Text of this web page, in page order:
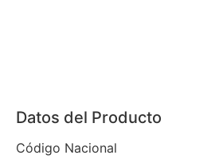
Datos del Producto
Código Nacional